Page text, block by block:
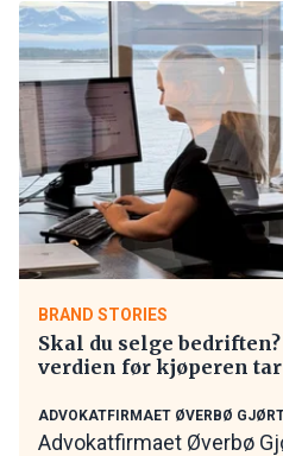
BRAND STORIES
Skal du selge
verdien før kjøperen
ADVOKATFIRMAET ØVERBØ
Advokatfirmaet Øverbø